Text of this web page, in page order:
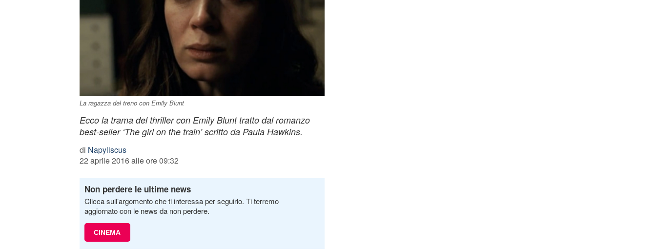
La ragazza del treno con Emily Blunt
Ecco la trama del thriller con Emily Blunt tratto dal romanzo
best-seller ‘The girl on the train’ scritto da Paula Hawkins.
di Napyliscus
22 aprile 2016 alle ore 09:32
Non perdere le ultime news
Clicca sull’argomento che ti interessa per seguirlo. Ti terremo
aggiornato con le news da non perdere.
CINEMA